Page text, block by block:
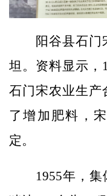
阳谷县石门
坦。资料显示，
石门宋农业生产
了增加肥料，
定。
1955年，集